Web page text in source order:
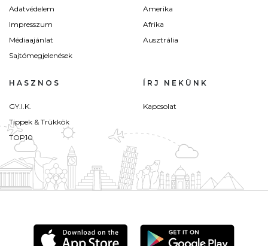
Adatvédelem
Impresszum
Médiaajánlat
Sajtómegjelenések
Amerika
Afrika
Ausztrália
HASZNOS
GY.I.K.
Tippek & Trükkök
TOP10
ÍRJ NEKÜNK
Kapcsolat